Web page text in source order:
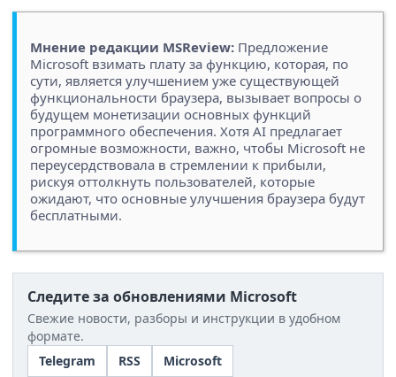
Мнение редакции MSReview: Предложение
Microsoft взимать плату за функцию, которая, по
сути, является улучшением уже существующей
функциональности браузера, вызывает вопросы о
будущем монетизации основных функций
программного обеспечения. Хотя AI предлагает
огромные возможности, важно, чтобы Microsoft не
переусердствовала в стремлении к прибыли,
рискуя оттолкнуть пользователей, которые
ожидают, что основные улучшения браузера будут
бесплатными.
Следите за обновлениями Microsoft
Свежие новости, разборы и инструкции в удобном
формате.
Telegram
RSS Microsoft